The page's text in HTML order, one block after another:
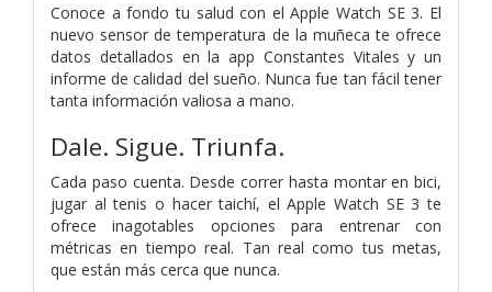
Conoce a fondo tu salud con el Apple Watch SE 3. El
nuevo sensor de temperatura de la muñeca te ofrece
datos detallados en la app Constantes Vitales y un
informe de calidad del sueño. Nunca fue tan fácil tener
tanta información valiosa a mano.
Dale. Sigue. Triunfa.
Cada paso cuenta. Desde correr hasta montar en bici,
jugar al tenis o hacer taichí, el Apple Watch SE 3 te
ofrece inagotables opciones para entrenar con
métricas en tiempo real. Tan real como tus metas,
que están más cerca que nunca.